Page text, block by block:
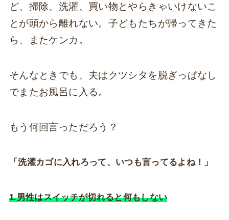
ど、掃除、洗濯、買い物とやらきゃいけないこ
とが頭から離れない。子どもたちが帰ってきた
ら、またケンカ。
そんなときでも、夫はクツシタを脱ぎっぱなし
でまたお風呂に入る。
もう何回言っただろう？
「洗濯カゴに入れろって、いつも言ってるよね！」
1.男性はスイッチが切れると何もしない